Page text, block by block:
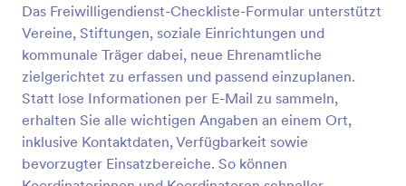
Das Freiwilligendienst-Checkliste-Formular unterstützt
Vereine, Stiftungen, soziale Einrichtungen und
kommunale Träger dabei, neue Ehrenamtliche
zielgerichtet zu erfassen und passend einzuplanen.
Statt lose Informationen per E-Mail zu sammeln,
erhalten Sie alle wichtigen Angaben an einem Ort,
inklusive Kontaktdaten, Verfügbarkeit sowie
bevorzugter Einsatzbereiche. So können
Vorschau